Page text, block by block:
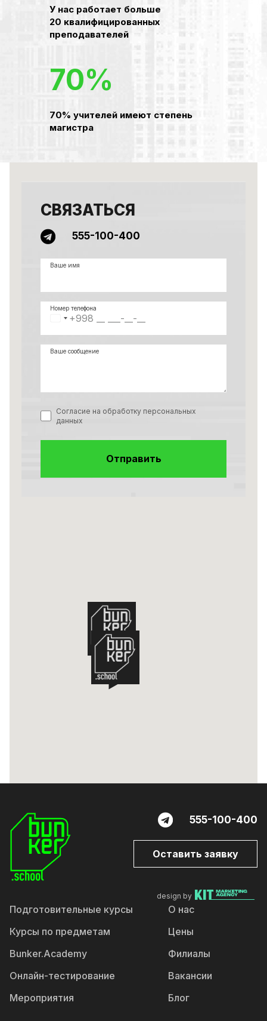
У нас работает больше
20 квалифицированных
преподавателей
70%
70% учителей имеют степень
магистра
СВЯЗАТЬСЯ
555-100-400
Ваше имя
Номер телефона
Ваше сообщение
Согласие на обработку персональных
данных
Подготовительные курсы
Курсы по предметам
Bunker.Academy
Онлайн-тестирование
Мероприятия
О нас
Цены
Филиалы
Вакансии
Блог
555-100-400
Оставить заявку
design by